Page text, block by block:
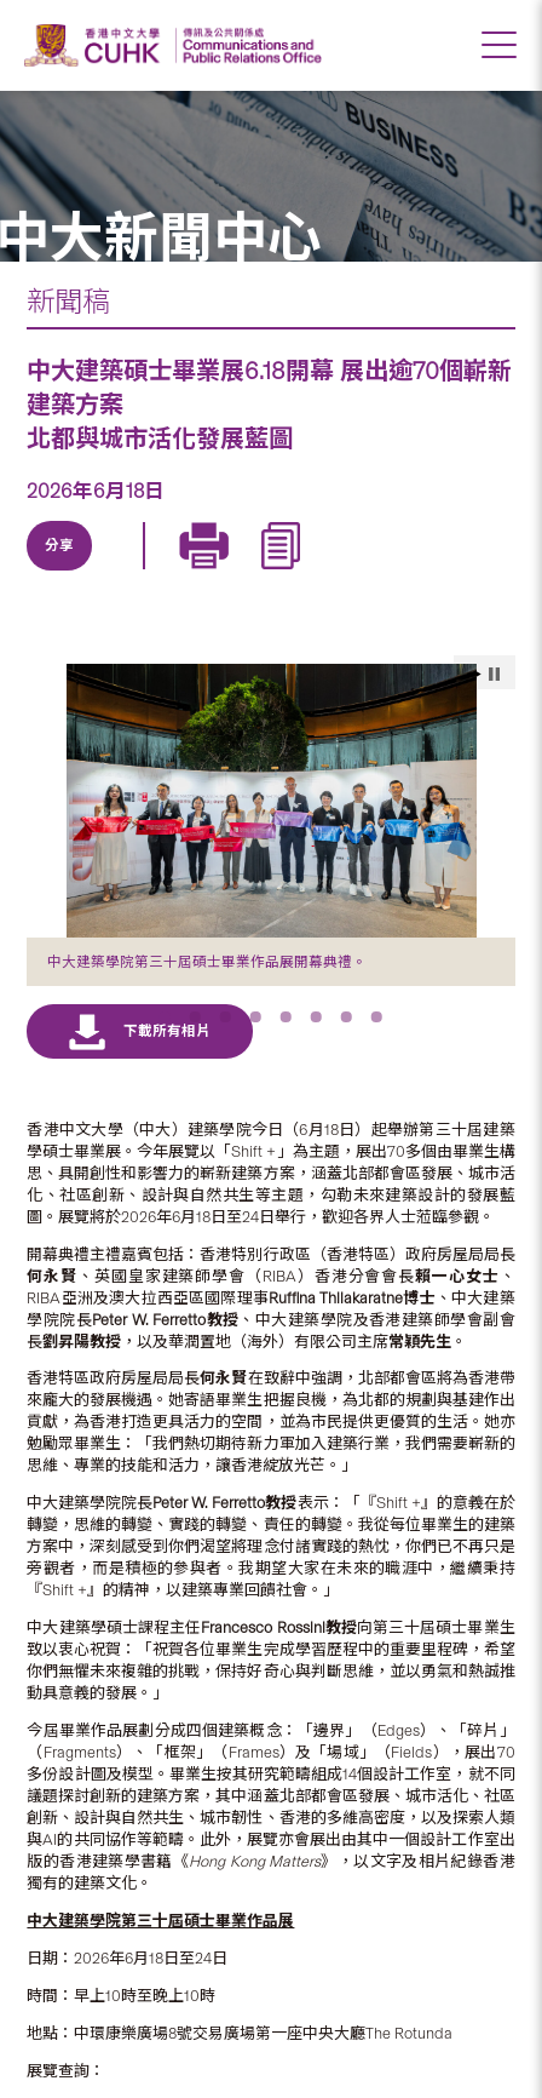
大新聞中心
新聞稿
中大建築碩士畢業展6.18開幕 展出逾70個嶄新
建築方案
北都與城市活化發展藍圖
2026年6月18日
分享
中大建築學院第三十屆碩士畢業作品展開幕典禮。
香港中文大學（中大）建築學院今日（6月18日）起舉辦第三十屆建築
學碩士畢業展。今年展覽以「Shift +」為主題，展出70多個由畢業生構
思、具開創性和影響力的嶄新建築方案，涵蓋北部都會區發展、城市活
化、社區創新、設計與自然共生等主題，勾勒未來建築設計的發展藍
圖。展覽將於2026年6月18日至24日舉行，歡迎各界人士蒞臨參觀。
開幕典禮主禮嘉賓包括：香港特別行政區（香港特區）政府房屋局局長
何永賢 、英國皇家建築師學會（RIBA）香港分會會長賴一心女士 、
RIBA亞洲及澳大拉西亞區國際理事Ruffina Thilakaratne博士、中大建築
學院院長Peter W. Ferretto教授 、中大建築學院及香港建築師學會副會
長劉昇陽教授 ，以及華潤置地（海外）有限公司主席常穎先生 。
香港特區政府房屋局局長何永賢在致辭中強調，北部都會區將為香港帶
來龐大的發展機遇。她寄語畢業生把握良機，為北都的規劃與基建作出
貢獻，為香港打造更具活力的空間，並為市民提供更優質的生活。她亦
勉勵眾畢業生：「我們熱切期待新力軍加入建築行業，我們需要嶄新的
思維、專業的技能和活力，讓香港綻放光芒。」
中大建築學院院長Peter W. Ferretto教授表示：「『Shift +』的意義在於
轉變，思維的轉變、實踐的轉變、責任的轉變。我從每位畢業生的建築
方案中，深刻感受到你們渴望將理念付諸實踐的熱忱，你們已不再只是
旁觀者，而是積極的參與者。我期望大家在未來的職涯中，繼續秉持
『Shift +』的精神，以建築專業回饋社會。」
中大建築學碩士課程主任Francesco Rossini教授向第三十屆碩士畢業生
致以衷心祝賀：「祝賀各位畢業生完成學習歷程中的重要里程碑，希望
你們無懼未來複雜的挑戰，保持好奇心與判斷思維，並以勇氣和熱誠推
動具意義的發展。」
今屆畢業作品展劃分成四個建築概念：「邊界」（Edges）、「碎片」
（Fragments）、「框架」（Frames）及「場域」（Fields），展出70
多份設計圖及模型。畢業生按其研究範疇組成14個設計工作室，就不同
議題探討創新的建築方案，其中涵蓋北部都會區發展、城市活化、社區
創新、設計與自然共生、城市韌性、香港的多維高密度，以及探索人類
與AI的共同協作等範疇。此外，展覽亦會展出由其中一個設計工作室出
版的香港建築學書籍《Hong Kong Matters》，以文字及相片紀錄香港
獨有的建築文化。
中大建築學院第三十屆碩士畢業作品展
日期：2026年6月18日至24日
時間：早上10時至晚上10時
地點：中環康樂廣場8號交易廣場第一座中央大廳The Rotunda
展覽查詢：